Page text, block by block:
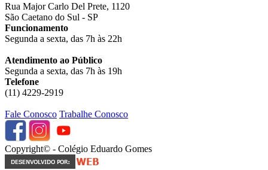
Rua Major Carlo Del Prete, 1120
São Caetano do Sul - SP
Funcionamento
Segunda a sexta, das 7h às 22h
Atendimento ao Público
Segunda a sexta, das 7h às 19h
Telefone
(11) 4229-2919
Fale Conosco Trabalhe Conosco
Copyright© - Colégio Eduardo Gomes